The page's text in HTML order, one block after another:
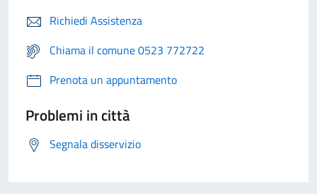
Richiedi Assistenza
Chiama il comune 0523 772722
Prenota un appuntamento
Problemi in città
Segnala disservizio